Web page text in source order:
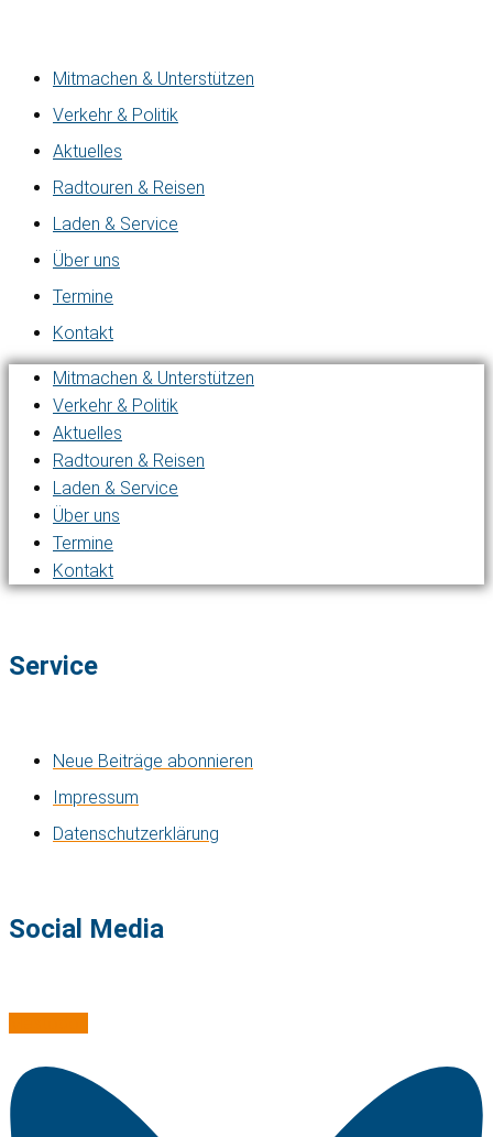
Mitmachen & Unterstützen
Verkehr & Politik
Aktuelles
Radtouren & Reisen
Laden & Service
Über uns
Termine
Kontakt
Mitmachen & Unterstützen
Verkehr & Politik
Aktuelles
Radtouren & Reisen
Laden & Service
Über uns
Termine
Kontakt
Service
Neue Beiträge abonnieren
Impressum
Datenschutzerklärung
Social Media